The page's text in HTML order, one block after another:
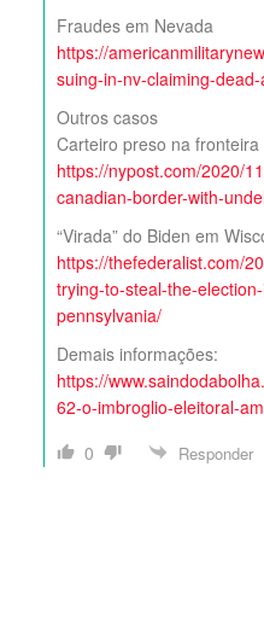
Fraudes em Nevada
https://
suing-in-nv-claiming-
Outros casos
Carteiro preso na
https://nypost.com/2020/
canadian-border-with-
“Virada” do Biden em
https://thefederalist.com/
trying-to-steal-the-
pennsylvania/
Demais informações:
https://
62-o-imbroglio-eleitoral-
0
Responder